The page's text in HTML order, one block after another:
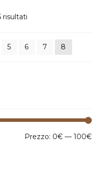
risultatiPopolarità
5 6 7 8
Prezzo: 0€ —100€